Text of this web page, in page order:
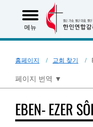
메뉴
홈페이지 교회 찾기
페이지 번역 ▼
EBEN- EZER